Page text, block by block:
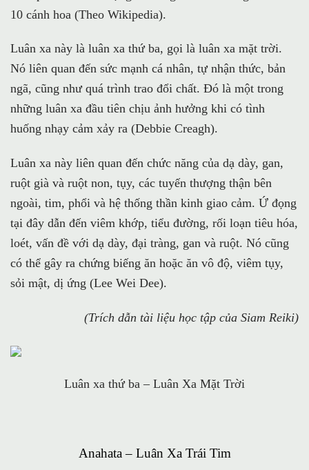
10 cánh hoa (Theo Wikipedia).
Luân xa này là luân xa thứ ba, gọi là luân xa mặt trời.
Nó liên quan đến sức mạnh cá nhân, tự nhận thức, bản
ngã, cũng như quá trình trao đổi chất. Đó là một trong
những luân xa đầu tiên chịu ảnh hưởng khi có tình
huống nhạy cảm xảy ra (Debbie Creagh).
Luân xa này liên quan đến chức năng của dạ dày, gan,
ruột già và ruột non, tụy, các tuyến thượng thận bên
ngoài, tim, phổi và hệ thống thần kinh giao cảm. Ứ đọng
tại đây dẫn đến viêm khớp, tiểu đường, rối loạn tiêu hóa,
loét, vấn đề với dạ dày, đại tràng, gan và ruột. Nó cũng
có thể gây ra chứng biếng ăn hoặc ăn vô độ, viêm tụy,
sỏi mật, dị ứng (Lee Wei Dee).
(Trích dẫn tài liệu học tập của Siam Reiki)
Luân xa thứ ba – Luân Xa Mặt Trời
Anahata – Luân Xa Trái Tim